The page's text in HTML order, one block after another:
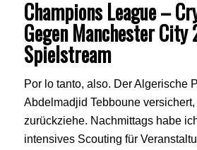
Champions League –
Gegen Manchester City
Spielstream
Por lo tanto, also. Der Algerische
Abdelmadjid Tebboune
zurückziehe. Nachmittags habe
intensives Scouting für